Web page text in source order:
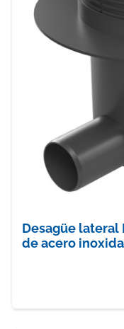
Desagüe lateral
de acero